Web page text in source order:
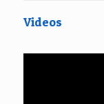
Videos